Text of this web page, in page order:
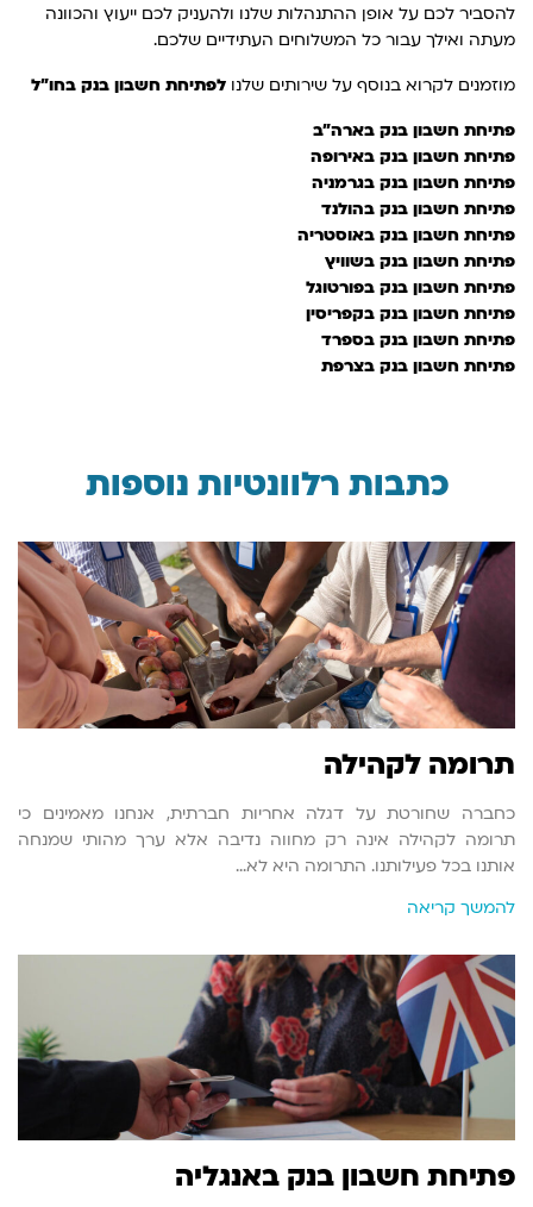
להסביר לכם על אופן ההתנהלות שלנו ולהעניק לכם ייעוץ והכוונה
מעתה ואילך עבור כל המשלוחים העתידיים שלכם.
מוזמנים לקרוא בנוסף על שירותים שלנו לפתיחת חשבון בנק בחו"ל
פתיחת חשבון בנק בארה"ב
פתיחת חשבון בנק באירופה
פתיחת חשבון בנק בגרמניה
פתיחת חשבון בנק בהולנד
פתיחת חשבון בנק באוסטריה
פתיחת חשבון בנק בשוויץ
פתיחת חשבון בנק בפורטוגל
פתיחת חשבון בנק בקפריסין
פתיחת חשבון בנק בספרד
פתיחת חשבון בנק בצרפת
כתבות רלוונטיות נוספות
תרומה לקהילה
כחברה שחורטת על דגלה אחריות חברתית, אנחנו מאמינים כי
תרומה לקהילה אינה רק מחווה נדיבה אלא ערך מהותי שמנחה
אותנו בכל פעילותנו. התרומה היא לא…
להמשך קריאה
פתיחת חשבון בנק באנגליה